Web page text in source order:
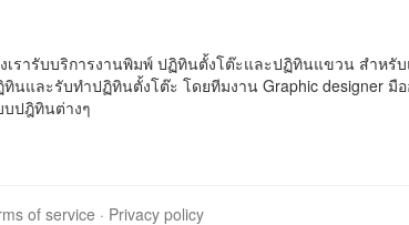
เรารับบริการงานพิมพ์ ปฏิทินตั้งโต๊ะและปฏิทินแขวน สำหรั
นและรับทำปฏิทินตั้งโต๊ะ โดยทีมงาน Graphic designer
บปฎิทินต่างๆ
of service · Privacy policy